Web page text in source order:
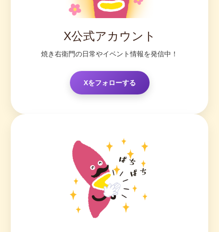
X公式アカウント
焼き右衛門の日常やイベント情報を発信中！
Xをフォローする